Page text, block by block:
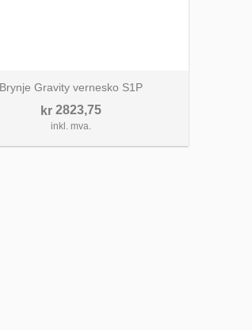
Brynje Gravity vernesko S1P
kr2823,75
inkl. mva.